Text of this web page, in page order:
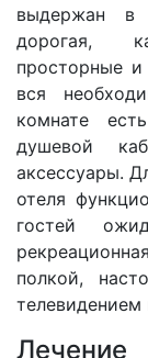
выдержан в
дорогая,
просторные
вся
комнате
душевой
аксессуары.
отеля
гостей
полкой,
телевидением
Лечение